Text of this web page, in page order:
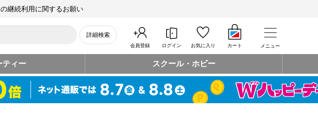
継続利用に関するお願い
詳細検索
会員登録 ログイン お気に入り カート メニュー
ティー スクール・ホビー